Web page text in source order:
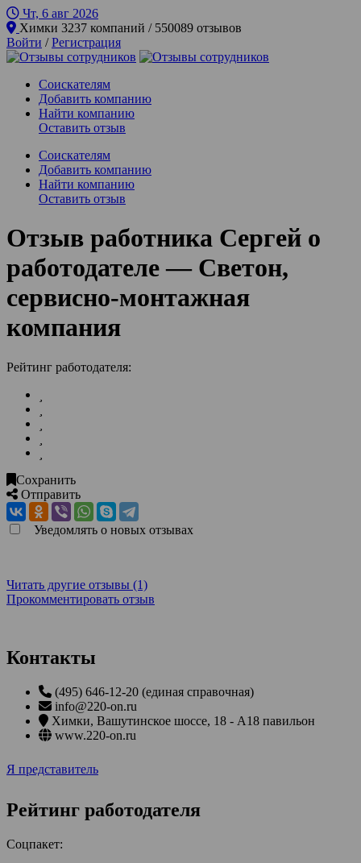
Чт, 6 авг 2026
Химки
3237 компаний / 550089 отзывов
Войти /Регистрация
Соискателям
Добавить компанию
Найти компанию
Оставить отзыв
Соискателям
Добавить компанию
Найти компанию
Оставить отзыв
Отзыв работника Сергей о
работодателе — Светон,
сервисно-монтажная
компания
Рейтинг работодателя:
Сохранить
Отправить
Уведомлять о новых отзывах
Читать другие отзывы (1)
Прокомментировать отзыв
Контакты
(495) 646-12-20 (единая справочная)
info@220-on.ru
Химки, Вашутинское шоссе, 18 - А18 павильон
www.220-on.ru
Я представитель
Рейтинг работодателя
Соцпакет: